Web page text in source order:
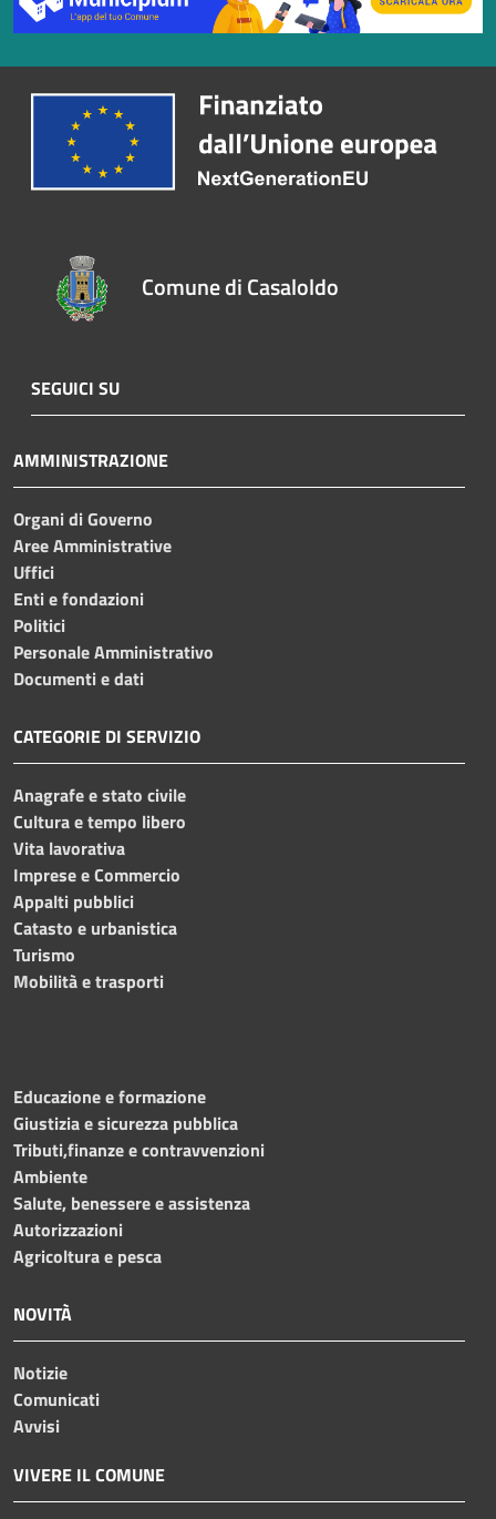
Comune di Casaloldo
SEGUICI SU
AMMINISTRAZIONE
Organi di Governo
Aree Amministrative
Uffici
Enti e fondazioni
Politici
Personale Amministrativo
Documenti e dati
CATEGORIE DI SERVIZIO
Anagrafe e stato civile
Cultura e tempo libero
Vita lavorativa
Imprese e Commercio
Appalti pubblici
Catasto e urbanistica
Turismo
Mobilità e trasporti
Educazione e formazione
Giustizia e sicurezza pubblica
Tributi,finanze e contravvenzioni
Ambiente
Salute, benessere e assistenza
Autorizzazioni
Agricoltura e pesca
NOVITÀ
Notizie
Comunicati
Avvisi
VIVERE IL COMUNE